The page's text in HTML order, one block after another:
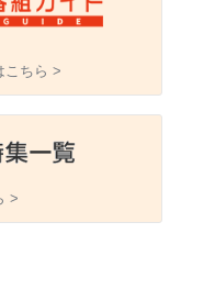
こちら >
>